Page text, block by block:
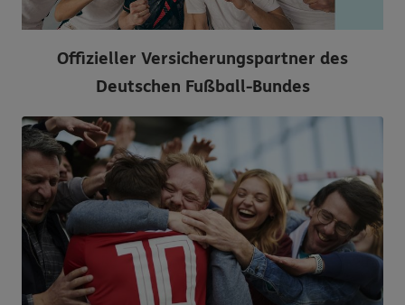
Offizieller Versicherungspartner des
Deutschen Fußball-Bundes